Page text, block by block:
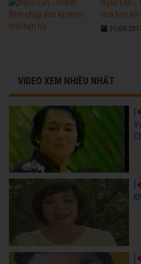
Ngọc Lan -
thời hẹn hò
21/09/
VIDEO XEM NHIỀU NHẤT
[